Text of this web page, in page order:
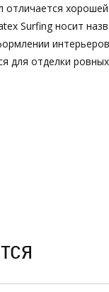
отличается
Surfing носит
для отделки